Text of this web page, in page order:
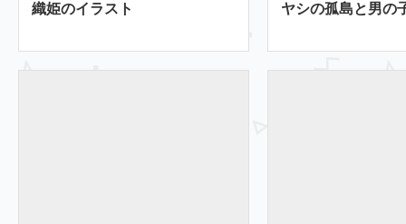
織姫のイラスト ヤシの孤島と男の